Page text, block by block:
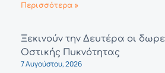
Περισσότερα »
Ξεκινούν την Δευτέρα οι
Οστικής Πυκνότητας
7 Αυγούστου, 2026